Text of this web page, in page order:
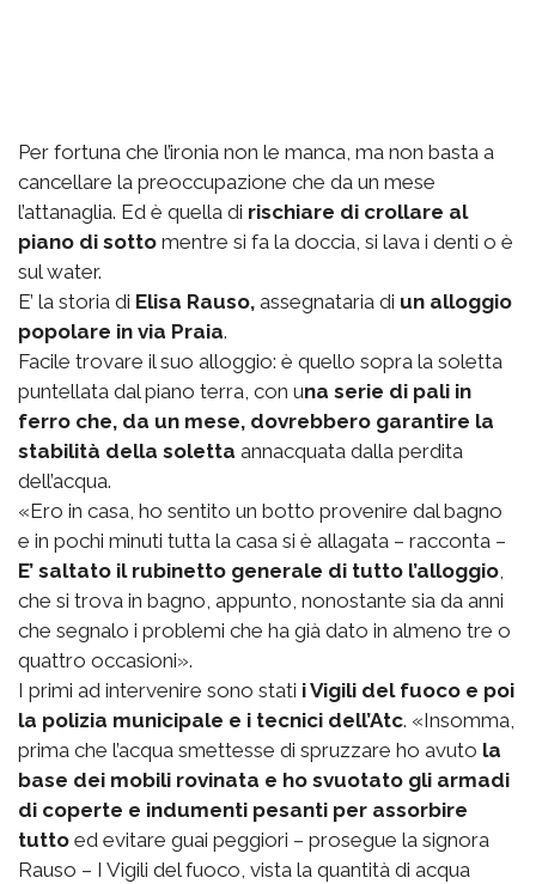
Per fortuna che l’ironia non le manca, ma non basta a
cancellare la preoccupazione che da un mese
l’attanaglia. Ed è quella di rischiare di crollare al
piano di sotto mentre si fa la doccia, si lava i denti o è
sul water.
E’ la storia di Elisa Rauso, assegnataria di un alloggio
popolare in via Praia.
Facile trovare il suo alloggio: è quello sopra la soletta
puntellata dal piano terra, con una serie di pali in
ferro che, da un mese, dovrebbero garantire la
stabilità della soletta annacquata dalla perdita
dell’acqua.
«Ero in casa, ho sentito un botto provenire dal bagno
e in pochi minuti tutta la casa si è allagata – racconta –
E’ saltato il rubinetto generale di tutto l’alloggio,
che si trova in bagno, appunto, nonostante sia da anni
che segnalo i problemi che ha già dato in almeno tre o
quattro occasioni».
I primi ad intervenire sono stati i Vigili del fuoco e poi
la polizia municipale e i tecnici dell’Atc. «Insomma,
prima che l’acqua smettesse di spruzzare ho avuto la
base dei mobili rovinata e ho svuotato gli armadi
di coperte e indumenti pesanti per assorbire
tutto ed evitare guai peggiori – prosegue la signora
Rauso – I Vigili del fuoco, vista la quantità di acqua